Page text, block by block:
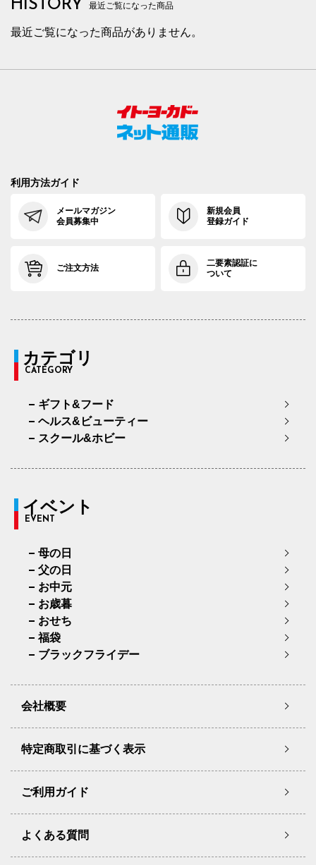
HISTORY 最近ご覧になった商品
最近ご覧になった商品がありません。
利用方法ガイド
メールマガジン
会員募集中
新規会員
登録ガイド
ご注文方法
二要素認証に
ついて
カテゴリ
CATEGORY
ギフト&フード
ヘルス&ビューティー
スクール&ホビー
イベント
EVENT
母の日
父の日
お中元
お歳暮
おせち
福袋
ブラックフライデー
会社概要
特定商取引に基づく表示
ご利用ガイド
よくある質問